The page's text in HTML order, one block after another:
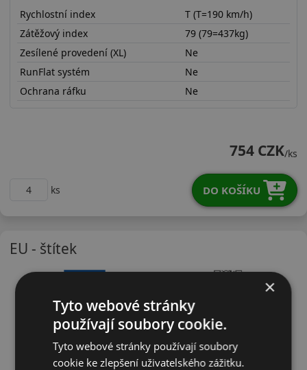
Rychlostní index
T (T=190 km/h)
Zátěžový index
79 (79=437kg)
Zesílené provedení (XL)
Ne
RunFlat systém
Ne
Ochrana ráfku
Ne
754 CZK/ks
ks DO KOŠÍKU
EU - štítek
×
Tyto webové stránky
používají soubory cookie.
Tyto webové stránky používají soubory
cookie ke zlepšení uživatelského zážitku.